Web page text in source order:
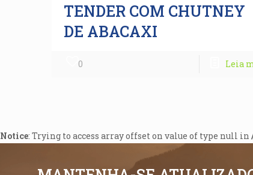
TENDER COM CHUTNEY
DE ABACAXI
0 Leia
Notice: Trying to access array offset on value of type null in